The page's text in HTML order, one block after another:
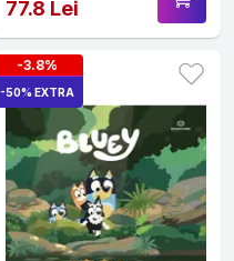
77.8 Lei
-3.8%
-50% EXTRA